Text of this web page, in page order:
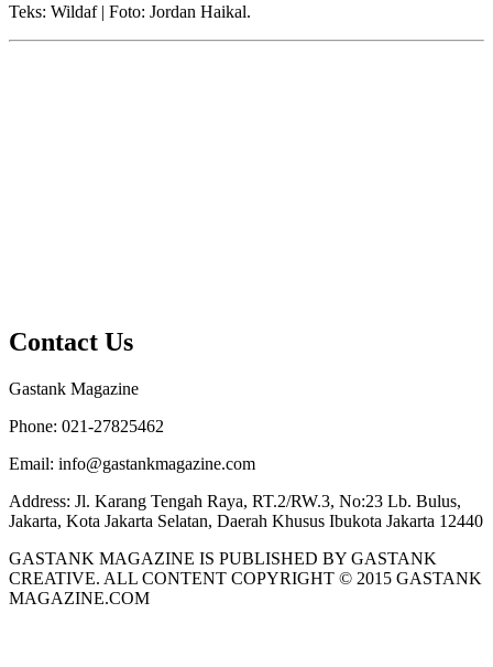
Teks: Wildaf | Foto: Jordan Haikal.
Contact Us
Gastank Magazine
Phone: 021-27825462
Email: info@gastankmagazine.com
Address: Jl. Karang Tengah Raya, RT.2/RW.3, No:23 Lb. Bulus,
Jakarta, Kota Jakarta Selatan, Daerah Khusus Ibukota Jakarta 12440
GASTANK MAGAZINE IS PUBLISHED BY GASTANK
CREATIVE. ALL CONTENT COPYRIGHT © 2015 GASTANK
MAGAZINE.COM